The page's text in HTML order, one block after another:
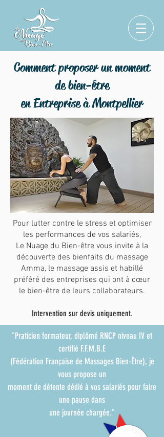
Comment proposer un moment
de bien-être
en Entreprise à Montpellier
Pour lutter contre le stress et optimiser
les performances de vos salariés,
Le Nuage du Bien-être vous invite à la
découverte des bienfaits du massage
Amma, le massage assis et habillé
préféré des entreprises qui ont à cœur
le bien-être de leurs collaborateurs.
Intervention sur devis uniquement.
"Praticien formateur, diplômé RNCP niveau IV et
certifié F.F.M.B.E
(Fédération Française de Massages Bien-Être), je
vous propose un
moment de détente dédié à vos salariés pour faire
une pause dans
une journée chargée."